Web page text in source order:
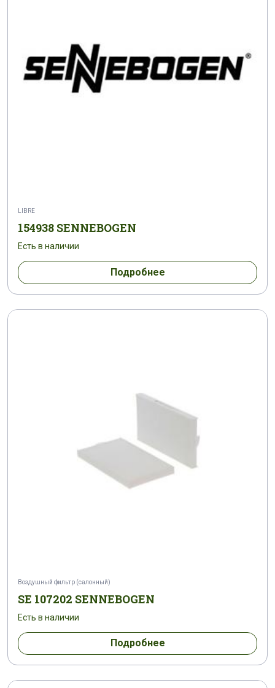
LIBRE
154938 SENNEBOGEN
Есть в наличии
Подробнее
Воздушный фильтр (салонный)
SE 107202 SENNEBOGEN
Есть в наличии
Подробнее